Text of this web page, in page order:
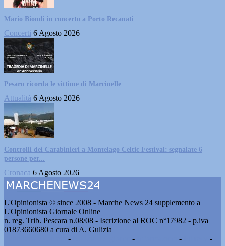
Mario Biondi in concerto a Porto Recanati
Concerti 6 Agosto 2026
Pesaro ricorda le vittime di Marcinelle
Attualità 6 Agosto 2026
Controlli dei Carabinieri a Montelago Celtic Festival: segnalate 6
persone per...
Cronaca 6 Agosto 2026
L'Opinionista © since 2008 - Marche News 24 supplemento a
L'Opinionista Giornale Online
n. reg. Trib. Pescara n.08/08 - Iscrizione al ROC n°17982 - p.iva
01873660680 a cura di A. Gulizia
- - -
-